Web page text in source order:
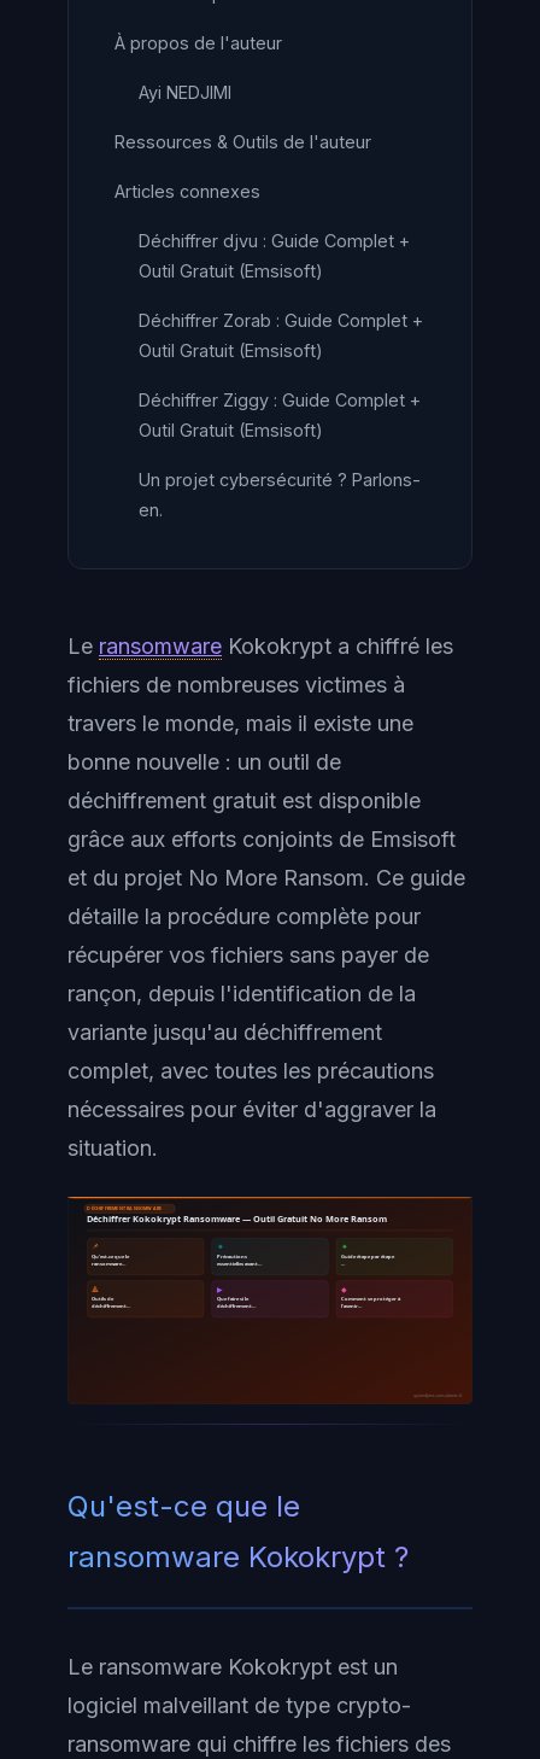
À propos de l'auteur
Ayi NEDJIMI
Ressources & Outils de l'auteur
Articles connexes
Déchiffrer djvu : Guide Complet +
Outil Gratuit (Emsisoft)
Déchiffrer Zorab : Guide Complet +
Outil Gratuit (Emsisoft)
Déchiffrer Ziggy : Guide Complet +
Outil Gratuit (Emsisoft)
Un projet cybersécurité ? Parlons-
en.
Le ransomware Kokokrypt a chiffré les
fichiers de nombreuses victimes à
travers le monde, mais il existe une
bonne nouvelle : un outil de
déchiffrement gratuit est disponible
grâce aux efforts conjoints de Emsisoft
et du projet No More Ransom. Ce guide
détaille la procédure complète pour
récupérer vos fichiers sans payer de
rançon, depuis l'identification de la
variante jusqu'au déchiffrement
complet, avec toutes les précautions
nécessaires pour éviter d'aggraver la
situation.
DÉCHIFFREMENT RANSOMWARE
Déchiffrer Kokokrypt Ransomware — Outil Gratuit No More Ransom
📌
Qu'est-ce que le
ransomware…
🔹
Précautions
essentielles avant…
🔸
Guide étape par étape
🔺
Outils de
déchiffrement…
▶
Que faire si le
déchiffrement…
◆
Comment se protéger à
l'avenir…
ayinedjimi-consultants.fr
Qu'est-ce que le
ransomware Kokokrypt ?
Le ransomware Kokokrypt est un
logiciel malveillant de type crypto-
ransomware qui chiffre les fichiers des